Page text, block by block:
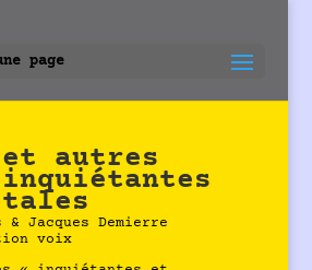
page
et autres
Jacques Demierre
voix